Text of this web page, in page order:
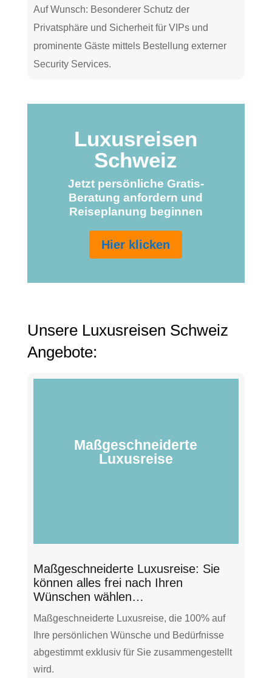
Auf Wunsch: Besonderer Schutz der
Privatsphäre und Sicherheit für VIPs und
prominente Gäste mittels Bestellung externer
Security Services.
Luxusreisen
Schweiz
Jetzt persönliche Gratis-
Beratung anfordern und
Reiseplanung beginnen
Hier klicken
Unsere Luxusreisen Schweiz
Angebote:
Maßgeschneiderte
Luxusreise
Maßgeschneiderte Luxusreise: Sie
können alles frei nach Ihren
Wünschen wählen…
Maßgeschneiderte Luxusreise, die 100% auf
Ihre persönlichen Wünsche und Bedürfnisse
abgestimmt exklusiv für Sie zusammengestellt
wird.